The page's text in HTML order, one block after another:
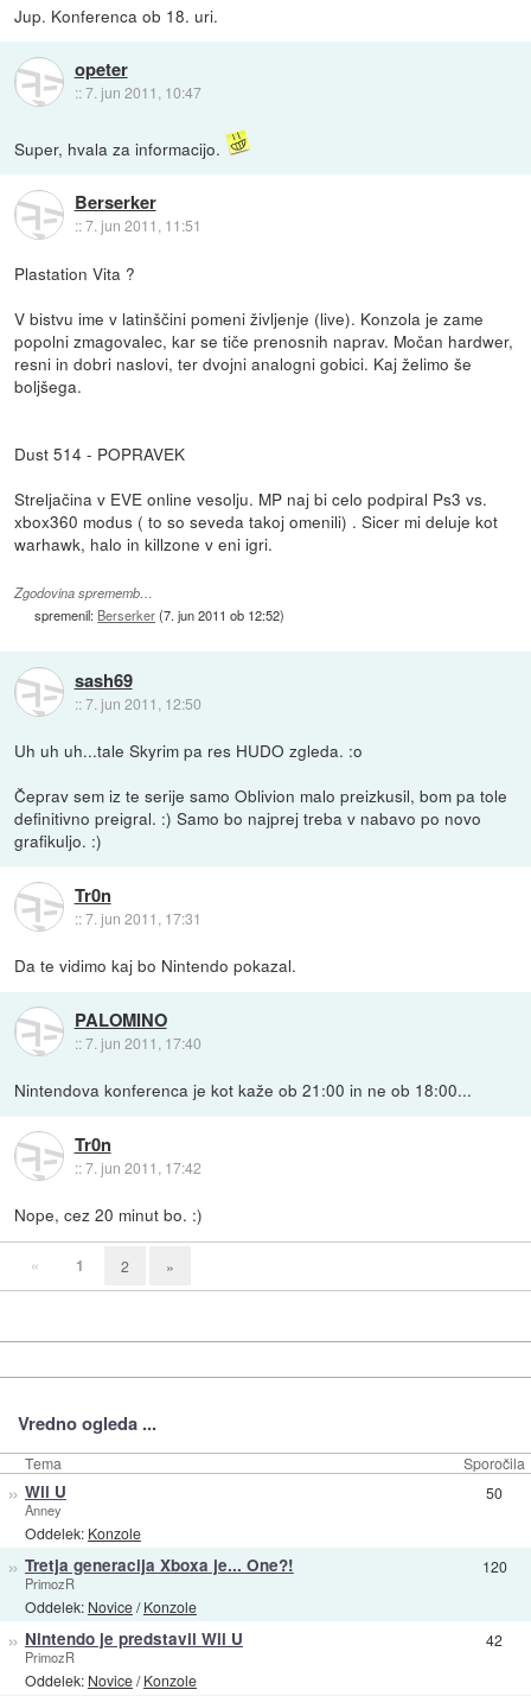
Jup. Konferenca ob 18. uri.
opeter
::7. jun 2011, 10:47
Super, hvala za informacijo.
Berserker
::7. jun 2011, 11:51
Plastation Vita ?
V bistvu ime v latinščini pomeni življenje (live). Konzola je zame
popolni zmagovalec, kar se tiče prenosnih naprav. Močan hardwer,
resni in dobri naslovi, ter dvojni analogni gobici. Kaj želimo še
boljšega.
Dust 514 - POPRAVEK
Streljačina v EVE online vesolju. MP naj bi celo podpiral Ps3 vs.
xbox360 modus ( to so seveda takoj omenili) . Sicer mi deluje kot
warhawk, halo in killzone v eni igri.
Zgodovina sprememb…
spremenil: Berserker(7. jun 2011 ob 12:52)
sash69
::7. jun 2011, 12:50
Uh uh uh...tale Skyrim pa res HUDO zgleda. :o
Čeprav sem iz te serije samo Oblivion malo preizkusil, bom pa tole
definitivno preigral. :) Samo bo najprej treba v nabavo po novo
grafikuljo. :)
Tr0n
::7. jun 2011, 17:31
Da te vidimo kaj bo Nintendo pokazal.
PALOMINO
::7. jun 2011, 17:40
Nintendova konferenca je kot kaže ob 21:00 in ne ob 18:00...
Tr0n
::7. jun 2011, 17:42
Nope, cez 20 minut bo. :)
« 1 2 »
Vredno ogleda ...
Tema Sporočila
» Wii U
Anney
Oddelek: Konzole
50
» Tretja generacija Xboxa je... One?!
PrimozR
Oddelek: Novice/Konzole
120
» Nintendo je predstavil Wii U
PrimozR
Oddelek: Novice/Konzole
42